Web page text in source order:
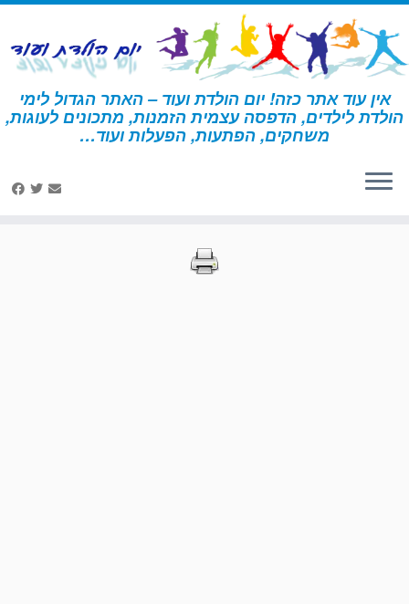
דלג
לתוכן
אין עוד אתר כזה! יום הולדת ועוד – האתר הגדול לימי
הולדת לילדים, הדפסה עצמית הזמנות, מתכונים לעוגות,
משחקים, הפתעות, הפעלות ועוד… דף הבית » הדפסות – דורה » עמוד 55
הדפסות – דורה